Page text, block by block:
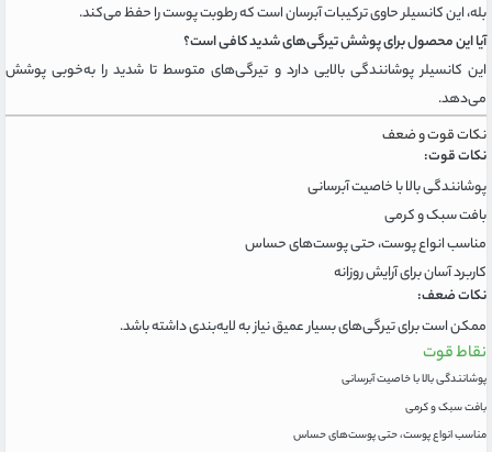
بله، این کانسیلر حاوی ترکیبات آبرسان است که رطوبت پوست را حفظ می‌کند.
آیا این محصول برای پوشش تیرگی‌های شدید کافی است؟
این کانسیلر پوشانندگی بالایی دارد و تیرگی‌های متوسط تا شدید را به‌خوبی پوشش
می‌دهد.
نکات قوت و ضعف
نکات قوت:
پوشانندگی بالا با خاصیت آبرسانی
بافت سبک و کرمی
مناسب انواع پوست، حتی پوست‌های حساس
کاربرد آسان برای آرایش روزانه
نکات ضعف:
ممکن است برای تیرگی‌های بسیار عمیق نیاز به لایه‌بندی داشته باشد.
نقاط قوت
پوشانندگی بالا با خاصیت آبرسانی
بافت سبک و کرمی
مناسب انواع پوست، حتی پوست‌های حساس